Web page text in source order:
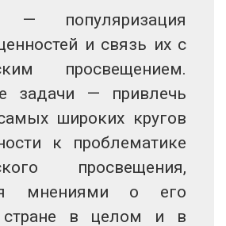
популяризация
и связь их с
просвещением.
задачи — привлечь
широких кругов
к проблематике
просвещения,
мнениями о его
в целом и в